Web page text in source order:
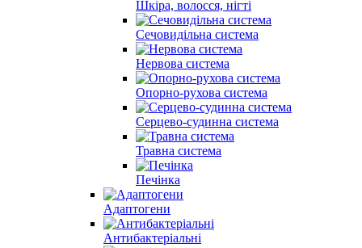
Шкіра, волосся, нігті
Сечовидільна система
Нервова система
Опорно-рухова система
Серцево-судинна система
Травна система
Печінка
Адаптогени
Антибактеріальні